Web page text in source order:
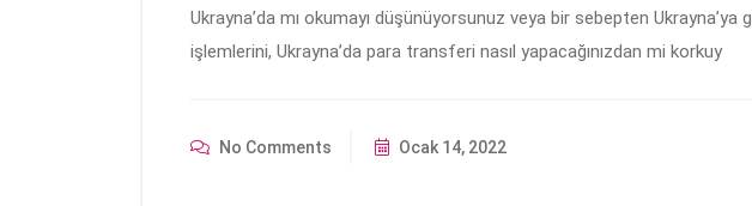
Ukrayna’da mı okumayı düşünüyorsunuz veya bir sebepten
işlemlerini, Ukrayna’da para transferi nasıl yapacağınızdan mi korkuy
No Comments Ocak 14, 2022